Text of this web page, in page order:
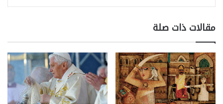
مقالات ذات صلة